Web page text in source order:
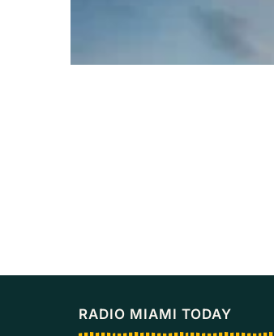
RADIO MIAMI TODAY